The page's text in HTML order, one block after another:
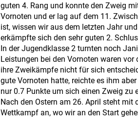
guten 4. Rang und konnte den Zweig
Vornoten und er lag auf dem 11.
ist, wissen wir aus dem letzten Jahr
erkämpfte sich den sehr guten 2.
In der Jugendklasse 2 turnten noch
Leistungen bei den Vornoten waren
ihre Zweikämpfe nicht für sich
gute Vornoten hatte, reichte es ihm
nur 0.7 Punkte um sich einen Zweig zu
Nach den Ostern am 26. April steht
Wettkampf an, wo wir an den Start